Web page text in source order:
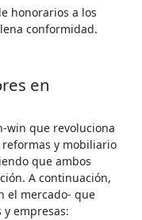
honorarios a los
conformidad.
en
win que revoluciona
y mobiliario
que ambos
A continuación,
el mercado- que
y empresas: